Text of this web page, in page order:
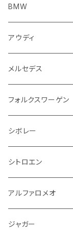
ランドローバー
ルノー
キャデラック
アストンマーティン
シボレー
フォード
アルファロメオ
ミニ
キャデラック
シボレー
シトロエン
アルファロメオ
ランドローバー
フィアット
クライスラー
アストンマーティン
キャデラック
シボレー
クライスラー
シトロエン
フィアット
ヒュンダイ
ジャガー
ジープ
グローブボックス
シフトレバー
センターコンソール
ステアリングホイール
ステアリング
パワーステアリング系
エンジン
エンジンVベルト
オイルフィルター
ラジエーター
クーラント
ミッション
ドライブシャフト
プジョー
ハスクバーナ
ロイヤルエンフィー
キムコ
SYM
収納用品
インテリア系
灰皿・ゴミ箱
タンク系
キャブレター
その他
アクセルブレーキペダル
オイルクーラー
ケーブル系
吸気系
ラジエーター
ミラー
フェンダー
ギアシフト系
エンジン回り
ミラー
サイドミラー
トランクマット
タンドラ
ライト系
エンジン系部品
スポイラー
ワイパー系
バンパー
外装系
バイク ブレーキク
バイク 収納
マフラー
サイドミラー
バイク ハンドル系
エンジン系
エンジンカバー
足回り系
サスペンション
リアガラス回り
ライト系
インパネ周り
その他
トランクマット
足回り
サスペンション
ワイパー
足回り系
フェンダー
バンパー
ライト系
ヘッドライト
トランクマット
運転席周り
アームレスト
ワイパー
運転席周り
足回り
サスペンション
フロントガラス回り
ワイパー
その他
足回り系
フェンダー
フロアマット
トランクマット
シートカバー
BMW
フロアマット
オーディオ系
サイドミラー
ハンドル系
その他
リアバンパー
トランクマット
アウディ
フロアマット
プラグ系
イグニッションコイル
ブレーキ系
アンチロックブレーキ
運転席周り
アームレスト
冷却系
クーラント
フェンダー
メルセデス
フロアマット
リアバンパー
その他
フォルクスワーゲン
フロアマット
プラグ系
イグニッションコイル
ブレーキ系
アンチロックブレーキ
冷却系
シボレー
フロアマット
その他
運転席周り
シトロエン
フロアマット
その他
アルファロメオ
フロアマット
ジャガー